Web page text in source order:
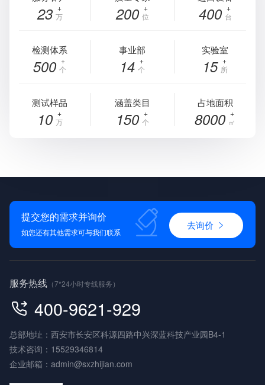
23 万 200 位 400 台
检测体系
500 个
事业部
14 个
实验室
15 所
测试样品
10 万
涵盖类目
150 个
占地面积
8000 ㎡
提交您的需求并询价
如您还有其他需求可与我们联系
去询价
服务热线 （7*24小时专线服务）
400-9621-929
总部地址：西安市长安区科源四路中兴深蓝科技产业园B4-1
技术咨询： 15529346814
企业邮箱： admin@sxzhijian.com